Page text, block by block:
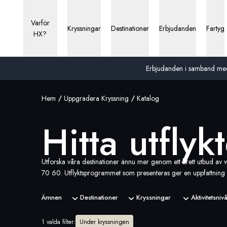
Erbjudanden i samband
Varför
HX?
Kryssningar Destinationer Erbjudanden Fartyg
Hem Uppgradera Kryssning Katalog
Hitta
Utforska våra destinationer ännu mer genom ett brett utbud
70 60. Utflyktsprogrammet som presenteras ger en
Ämnen Destinationer Kryssningar Aktivitetsnivå
1 valda filter: Under kryssningen